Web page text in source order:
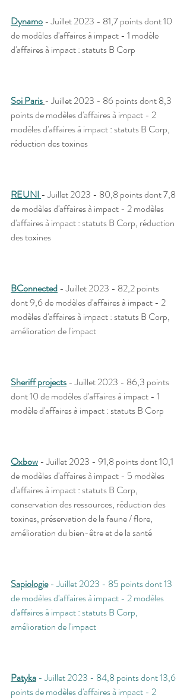
Dynamo - Juillet 2023 - 81,7 points dont 10
de modèles d'affaires à impact - 1 modèle
d'affaires à impact : statuts B Corp
Soi Paris- Juillet 2023 - 86 points dont 8,3
points de modèles d'affaires à impact - 2
modèles d'affaires à impact : statuts B Corp,
réduction des toxines
REUNI - Juillet 2023 - 80,8 points dont 7,8
de modèles d'affaires à impact - 2 modèles
d'affaires à impact : statuts B Corp, réduction
des toxines
BConnected - Juillet 2023 - 82,2 points
dont 9,6 de modèles d'affaires à impact - 2
modèles d'affaires à impact : statuts B Corp,
amélioration de l'impact
Sheriff projects - Juillet 2023 - 86,3 points
dont 10 de modèles d'affaires à impact - 1
modèle d'affaires à impact : statuts B Corp
Oxbow - Juillet 2023 - 91,8 points dont 10,1
de modèles d'affaires à impact - 5 modèles
d'affaires à impact : statuts B Corp,
conservation des ressources, réduction des
toxines, préservation de la faune / flore,
amélioration du bien-être et de la santé
Sapiologie - Juillet 2023 - 85 points dont 13
de modèles d'affaires à impact - 2 modèles
d'affaires à impact : statuts B Corp,
amélioration de l'impact
Patyka - Juillet 2023 - 84,8 points dont 13,6
points de modèles d'affaires à impact - 2